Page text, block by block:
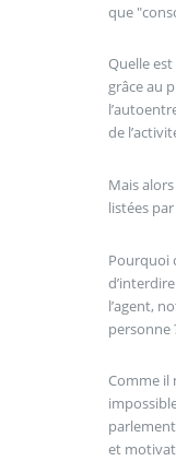
que
Quelle est
grâce au
de
Mais
listées
Pourquoi
l’agent,
personne
Comme il
et